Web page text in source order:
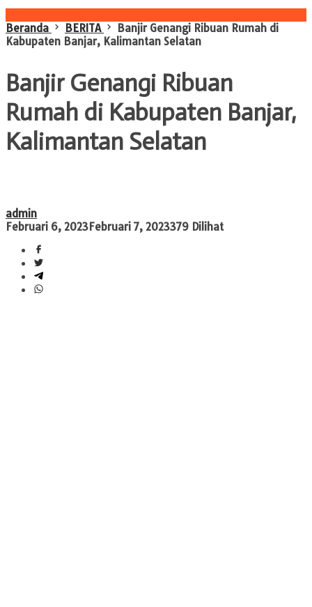
Beranda
BERITA
Banjir Genangi Ribuan Rumah di
Kabupaten Banjar, Kalimantan Selatan
Banjir Genangi Ribuan
Rumah di Kabupaten Banjar,
Kalimantan Selatan
admin
Februari 6, 2023Februari 7, 2023379 Dilihat